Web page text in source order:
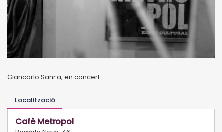
Giancarlo Sanna, en concert
Localització
Cafè Metropol